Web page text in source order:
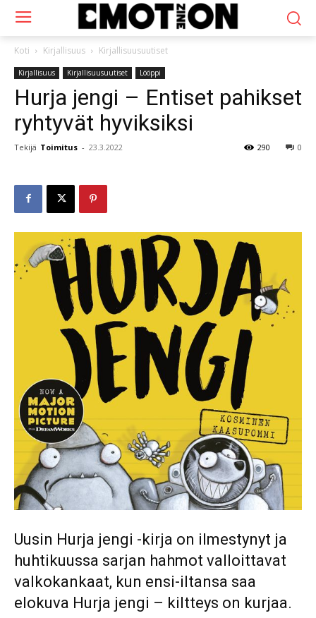
Koti Kirjallisuus Kirjallisuusuutiset
Kirjallisuus Kirjallisuusuutiset Lööppi
Hurja jengi – Entiset pahikset
ryhtyvät hyviksiksi
Tekijä Toimitus - 23.3.2022 0
290
Uusin Hurja jengi -kirja on ilmestynyt ja
huhtikuussa sarjan hahmot valloittavat
valkokankaat, kun ensi-iltansa saa
elokuva Hurja jengi – kiltteys on kurjaa.